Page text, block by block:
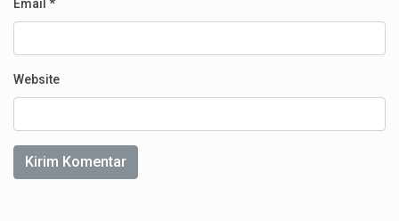
Email *
Website